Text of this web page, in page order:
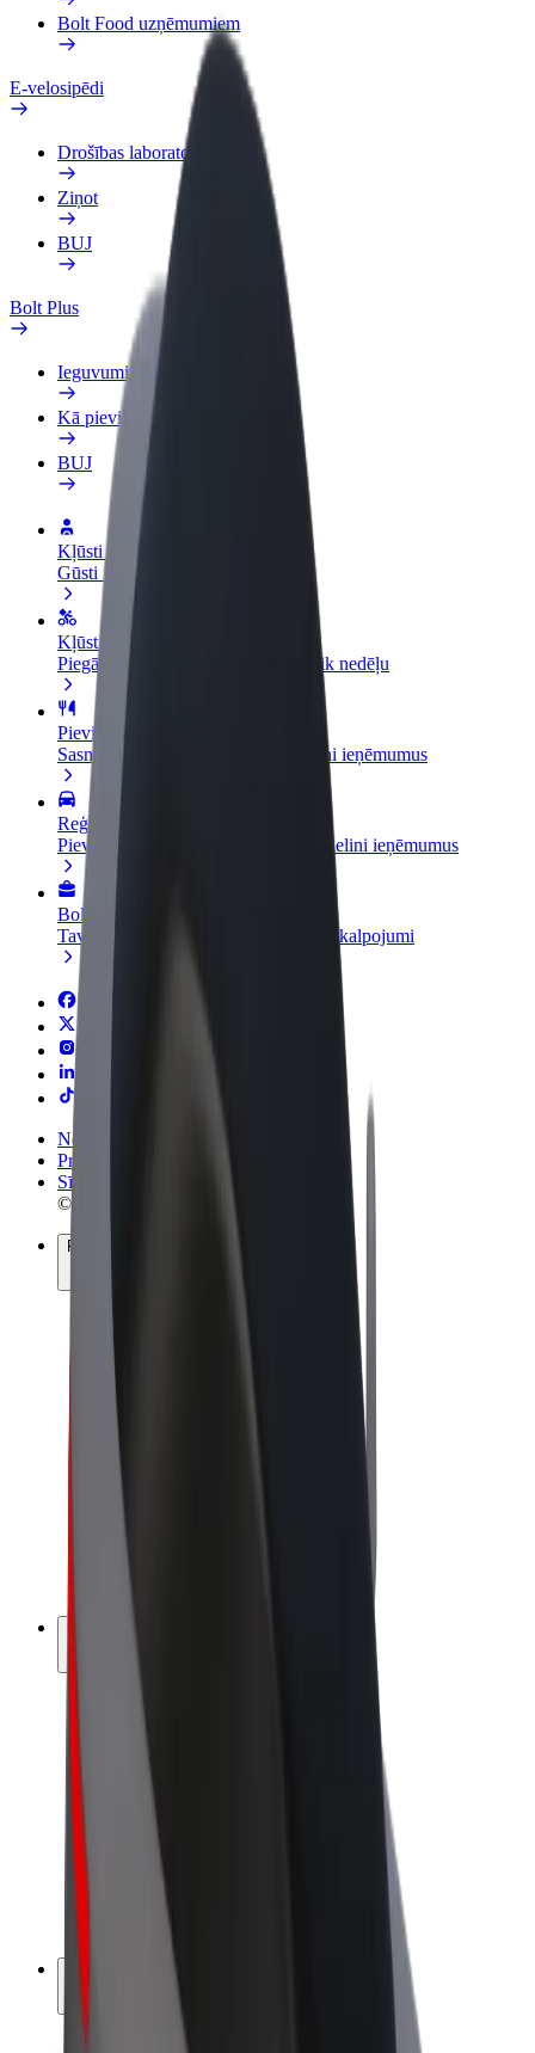
Bolt Food uzņēmumiem
E-velosipēdi
Drošības laboratorija
Ziņot
BUJ
Bolt Plus
Ieguvumi
Kā pievienoties
BUJ
Kļūsti par autovadītāju
Gūsti ieņēmumus, kā vēlies
Kļūsti par kurjeru
Piegādā ēdienu un saņem izmaksu ik nedēļu
Pievieno restorānu vai veikalu
Sasniedz vairāk klientu un paaugstini ieņēmumus
Reģistrējies kā autoparka īpašnieks
Pievieno savu autoparku Bolt un palielini ieņēmumus
Bolt for Business
Tavam uzņēmumam pielāgoti Bolt pakalpojumi
Noteikumi un nosacījumi
Privātuma politika
Sīkdatnes
© 2026 Bolt Technology OÜ
Pakalpojumi
Skrejriteņi
Bolt Drive
Autovadītāji
Autovadītāja ieņēmumi
Kurjeri
Kurjerpartnera ieņēmumi
Bolt Food tirgotāji
Reģistrē autoparku
Franšīzes
Par uzņēmumu